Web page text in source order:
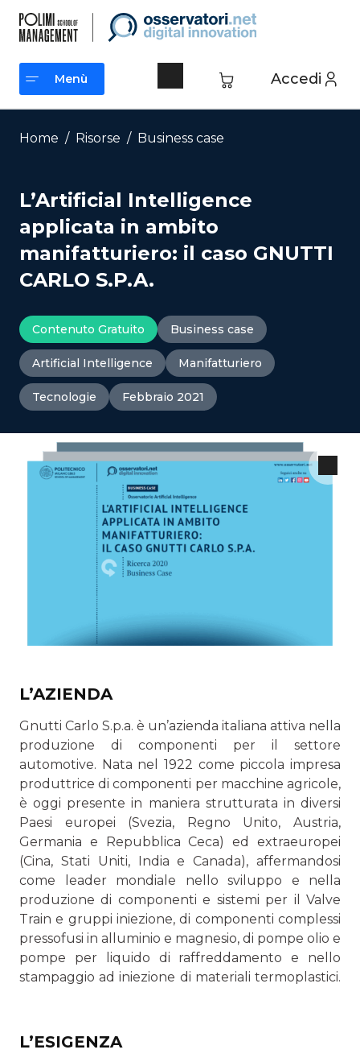
contenuto
Accedi
Menù
Menù
Home / Risorse / Business case
L’Artificial Intelligence
applicata in ambito
manifatturiero: il caso GNUTTI
CARLO S.P.A.
Contenuto Gratuito Business case
Artificial Intelligence Manifatturiero
Tecnologie Febbraio 2021
L’AZIENDA
Gnutti Carlo S.p.a. è un’azienda italiana attiva nella
produ­zione di componenti per il settore
automotive. Nata nel 1922 come piccola impresa
produttrice di componenti per macchi­ne agricole,
è oggi presente in maniera strutturata in diversi
Paesi europei (Svezia, Regno Unito, Austria,
Germania e Repubblica Ceca) ed extraeuropei
(Cina, Stati Uniti, India e Canada), affermandosi
come leader mondiale nello sviluppo e nella
produzione di componenti e sistemi per il Valve
Train e gruppi iniezione, di componenti complessi
pressofusi in alluminio e magnesio, di pompe olio e
pompe per liquido di raffreddamento e nello
stampaggio ad iniezione di materiali termoplastici.
L’ESIGENZA